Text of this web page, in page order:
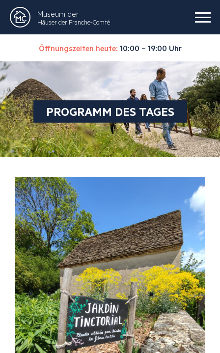
Museum der
Häuser der Franche-Comté
Öffnungszeiten heute: 10:00 – 19:00 Uhr
PROGRAMM DES TAGES